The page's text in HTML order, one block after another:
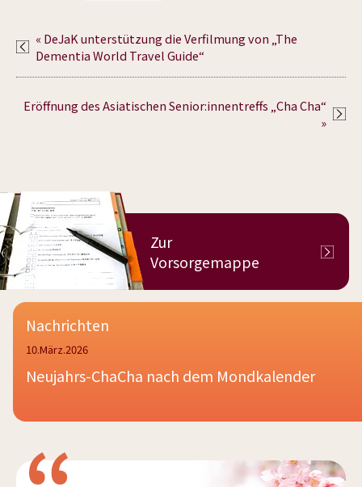
« DeJaK unterstützung die Verfilmung von „The
Dementia World Travel Guide“
Eröffnung des Asiatischen Senior:innentreffs „Cha Cha“
»
Zur
Vorsorgemappe
Nachrichten
10.März.2026
Neujahrs-ChaCha nach dem Mondkalender